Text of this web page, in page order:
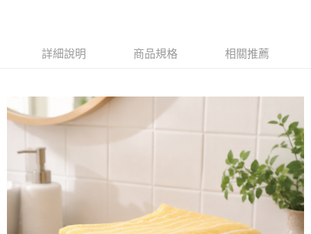
每筆NT$60，滿NT$999(含以上)免運費
每筆NT$120，滿NT$999(含以上)免運費
詳細說明 商品規格 相關推薦